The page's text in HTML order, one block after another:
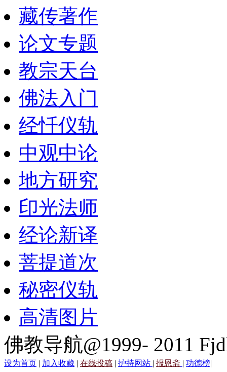
藏传著作
论文专题
教宗天台
佛法入门
经忏仪轨
中观中论
地方研究
印光法师
经论新译
菩提道次
秘密仪轨
高清图片
佛教导航@1999- 2011
设为首页 | 加入收藏 | 在线投稿 | 护持网站 | 报恩斋 | 功德榜|